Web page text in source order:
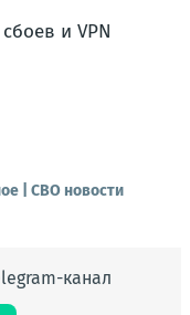
и VPN
| СВО новости
канал